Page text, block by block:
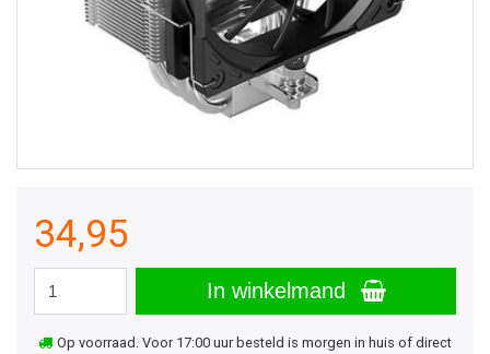
34,95
In winkelmand
Op voorraad. Voor 17:00 uur besteld is morgen in huis of direct